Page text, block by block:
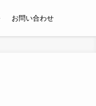
お問い合わせ